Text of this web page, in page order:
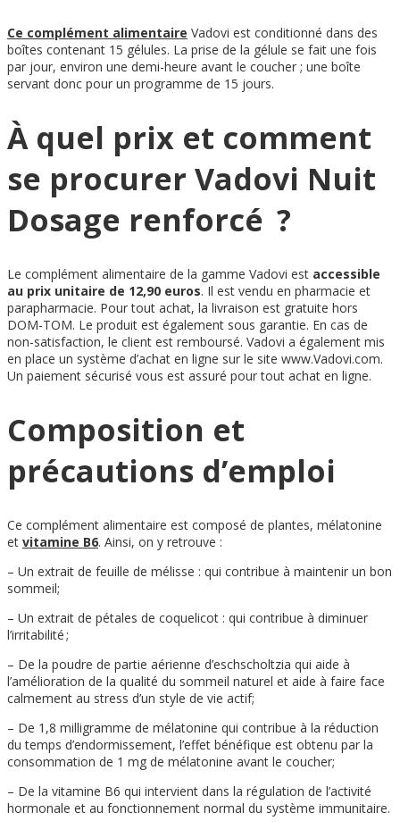
Ce complément alimentaire Vadovi est conditionné dans des
boîtes contenant 15 gélules. La prise de la gélule se fait une fois
par jour, environ une demi-heure avant le coucher ; une boîte
servant donc pour un programme de 15 jours.
À quel prix et comment
se procurer Vadovi Nuit
Dosage renforcé ?
Le complément alimentaire de la gamme Vadovi est accessible
au prix unitaire de 12,90 euros. Il est vendu en pharmacie et
parapharmacie. Pour tout achat, la livraison est gratuite hors
DOM-TOM. Le produit est également sous garantie. En cas de
non-satisfaction, le client est remboursé. Vadovi a également mis
en place un système d’achat en ligne sur le site www.Vadovi.com.
Un paiement sécurisé vous est assuré pour tout achat en ligne.
Composition et
précautions d’emploi
Ce complément alimentaire est composé de plantes, mélatonine
et vitamine B6. Ainsi, on y retrouve :
– Un extrait de feuille de mélisse : qui contribue à maintenir un bon
sommeil;
– Un extrait de pétales de coquelicot : qui contribue à diminuer
l’irritabilité ;
– De la poudre de partie aérienne d’eschscholtzia qui aide à
l’amélioration de la qualité du sommeil naturel et aide à faire face
calmement au stress d’un style de vie actif;
– De 1,8 milligramme de mélatonine qui contribue à la réduction
du temps d’endormissement, l’effet bénéfique est obtenu par la
consommation de 1 mg de mélatonine avant le coucher;
– De la vitamine B6 qui intervient dans la régulation de l’activité
hormonale et au fonctionnement normal du système immunitaire.